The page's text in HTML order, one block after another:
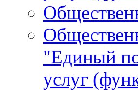
"Единый
услуг